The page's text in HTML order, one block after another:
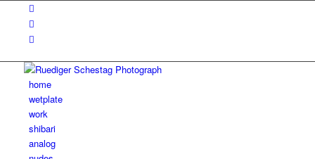
home
wetplate
work
shibari
analog